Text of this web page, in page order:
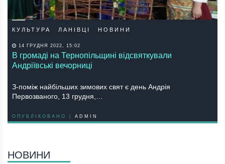
КУЛЬТУРА ЛАНІВЦІ НОВИНИ
14 ГРУДНЯ 2022, 15:02
В громаді на Тернопільщині відсвяткували
Андріївські вечорниці
З-поміж найбільших зимових свят є день Андрія
Первозваного, 13 грудня,…
ОПУБЛІКОВАНО | ADMIN
НОВИНИ